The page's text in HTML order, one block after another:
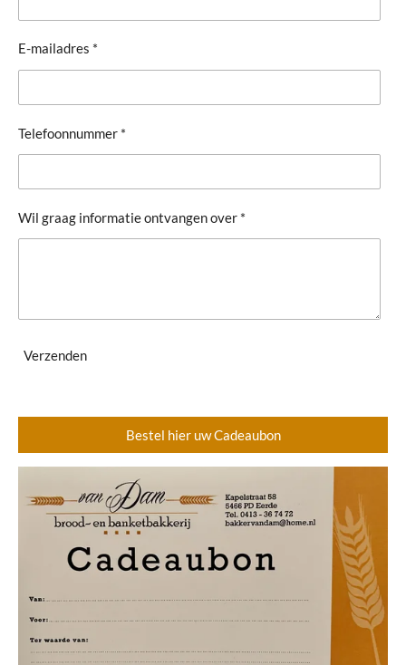
E-mailadres *
Telefoonnummer *
Wil graag informatie ontvangen over *
Verzenden
Bestel hier uw Cadeaubon